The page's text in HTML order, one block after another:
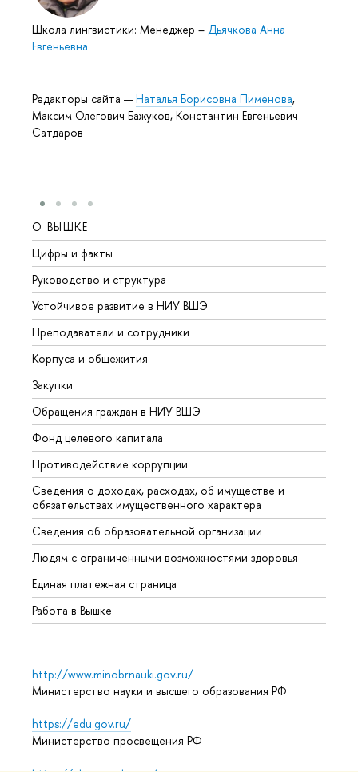
Школа лингвистики: Менеджер – Дьячкова Анна
Евгеньевна
Редакторы сайта —Наталья Борисовна Пименова,
Максим Олегович Бажуков, Константин Евгеньевич
Сатдаров
О ВЫШКЕ
Цифры и факты
Руководство и структура
Устойчивое развитие в НИУ ВШЭ
Преподаватели и сотрудники
Корпуса и общежития
Закупки
Обращения граждан в НИУ ВШЭ
Фонд целевого капитала
Противодействие коррупции
Сведения о доходах, расходах, об имуществе и
обязательствах имущественного характера
Сведения об образовательной организации
Людям с ограниченными возможностями здоровья
Единая платежная страница
Работа в Вышке
http://www.minobrnauki.gov.ru/
Министерство науки и высшего образования РФ
https://edu.gov.ru/
Министерство просвещения РФ